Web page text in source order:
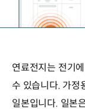
연료전지는 전기
수 있습니다. 가정
일본입니다. 일본